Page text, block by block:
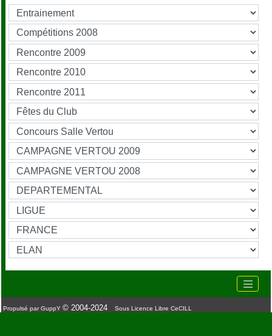
Propulsé par GuppY © 2004-2024 Sous Licence Libre CeCILL